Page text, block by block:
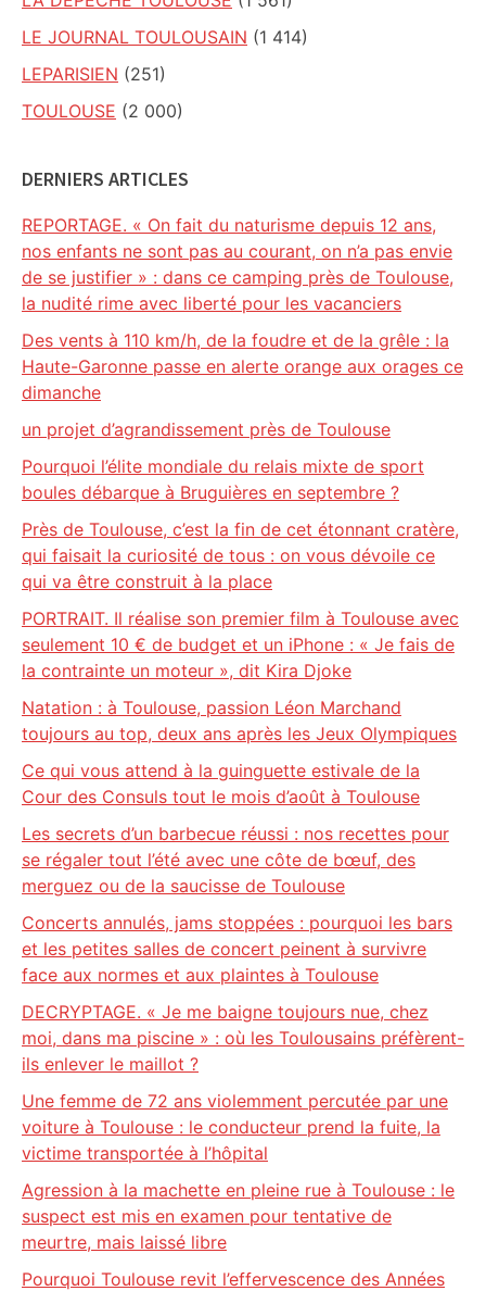
LE JOURNAL TOULOUSAIN (1 414)
LEPARISIEN (251)
TOULOUSE (2 000)
DERNIERS ARTICLES
REPORTAGE. « On fait du naturisme depuis 12 ans,
nos enfants ne sont pas au courant, on n’a pas envie
de se justifier » : dans ce camping près de Toulouse,
la nudité rime avec liberté pour les vacanciers
Des vents à 110 km/h, de la foudre et de la grêle : la
Haute-Garonne passe en alerte orange aux orages ce
dimanche
un projet d’agrandissement près de Toulouse
Pourquoi l’élite mondiale du relais mixte de sport
boules débarque à Bruguières en septembre ?
Près de Toulouse, c’est la fin de cet étonnant cratère,
qui faisait la curiosité de tous : on vous dévoile ce
qui va être construit à la place
PORTRAIT. Il réalise son premier film à Toulouse avec
seulement 10 € de budget et un iPhone : « Je fais de
la contrainte un moteur », dit Kira Djoke
Natation : à Toulouse, passion Léon Marchand
toujours au top, deux ans après les Jeux Olympiques
Ce qui vous attend à la guinguette estivale de la
Cour des Consuls tout le mois d’août à Toulouse
Les secrets d’un barbecue réussi : nos recettes pour
se régaler tout l’été avec une côte de bœuf, des
merguez ou de la saucisse de Toulouse
Concerts annulés, jams stoppées : pourquoi les bars
et les petites salles de concert peinent à survivre
face aux normes et aux plaintes à Toulouse
DECRYPTAGE. « Je me baigne toujours nue, chez
moi, dans ma piscine » : où les Toulousains préfèrent-
ils enlever le maillot ?
Une femme de 72 ans violemment percutée par une
voiture à Toulouse : le conducteur prend la fuite, la
victime transportée à l’hôpital
Agression à la machette en pleine rue à Toulouse : le
suspect est mis en examen pour tentative de
meurtre, mais laissé libre
Pourquoi Toulouse revit l’effervescence des Années